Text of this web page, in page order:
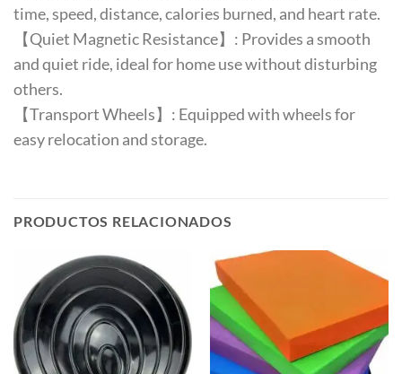
time, speed, distance, calories burned, and heart rate.
【Quiet Magnetic Resistance】: Provides a smooth
and quiet ride, ideal for home use without disturbing
others.
【Transport Wheels】: Equipped with wheels for
easy relocation and storage.
PRODUCTOS RELACIONADOS